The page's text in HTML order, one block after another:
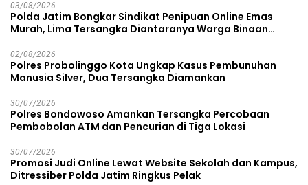
03/08/2026
Polda Jatim Bongkar Sindikat Penipuan Online Emas
Murah, Lima Tersangka Diantaranya Warga Binaan
02/08/2026
Polres Probolinggo Kota Ungkap Kasus Pembunuhan
Manusia Silver, Dua Tersangka Diamankan
30/07/2026
Polres Bondowoso Amankan Tersangka Percobaan
Pembobolan ATM dan Pencurian di Tiga Lokasi
30/07/2026
Promosi Judi Online Lewat Website Sekolah dan Kampus,
Ditressiber Polda Jatim Ringkus Pelak